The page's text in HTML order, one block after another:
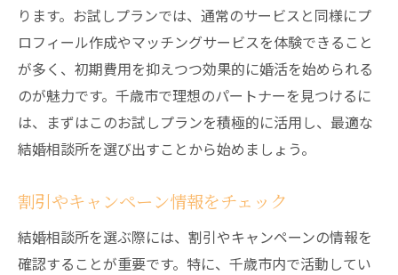
ります。お試しプランでは、通常のサービスと同様にプ
ロフィール作成やマッチングサービスを体験できること
が多く、初期費用を抑えつつ効果的に婚活を始められる
のが魅力です。千歳市で理想のパートナーを見つけるに
は、まずはこのお試しプランを積極的に活用し、最適な
結婚相談所を選び出すことから始めましょう。
割引やキャンペーン情報をチェック
結婚相談所を選ぶ際には、割引やキャンペーンの情報を
確認することが重要です。特に、千歳市内で活動してい